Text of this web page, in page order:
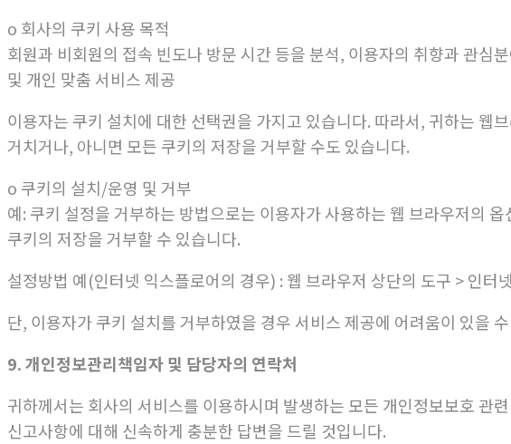
ο 회사의 쿠키 사용 목적
회원과 비회원의 접속 빈도나 방문 시간 등을 분석, 이용자의 취향과 관심
및 개인 맞춤 서비스 제공
이용자는 쿠키 설치에 대한 선택권을 가지고 있습니다. 따라서, 귀하는 웹
거치거나, 아니면 모든 쿠키의 저장을 거부할 수도 있습니다.
ο 쿠키의 설치/운영 및 거부
예: 쿠키 설정을 거부하는 방법으로는 이용자가 사용하는 웹 브라우저의
쿠키의 저장을 거부할 수 있습니다.
설정방법 예(인터넷 익스플로어의 경우) : 웹 브라우저 상단의 도구 > 인터
단, 이용자가 쿠키 설치를 거부하였을 경우 서비스 제공에 어려움이 있을
9. 개인정보관리책임자 및 담당자의 연락처
귀하께서는 회사의 서비스를 이용하시며 발생하는 모든 개인정보보호 관
신고사항에 대해 신속하게 충분한 답변을 드릴 것입니다.